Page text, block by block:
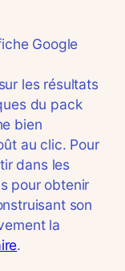
Google
les résultats
du pack
bien
au clic. Pour
dans les
pour obtenir
son
la
.